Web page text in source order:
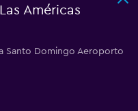
Américas
Santo Domingo Aeroporto